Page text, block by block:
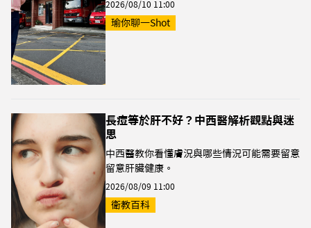
2026/08/10 11:00
瑜你聊一Shot
長痘等於肝不好？中西醫解析觀點與迷
思
中西醫教你看懂膚況與哪些情況可能需要留意
留意肝臟健康。
2026/08/09 11:00
衛教百科